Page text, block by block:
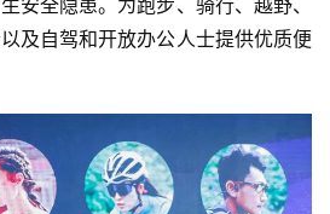
安全隐患。为跑步、骑行、越野、
及自驾和开放办公人士提供优质便